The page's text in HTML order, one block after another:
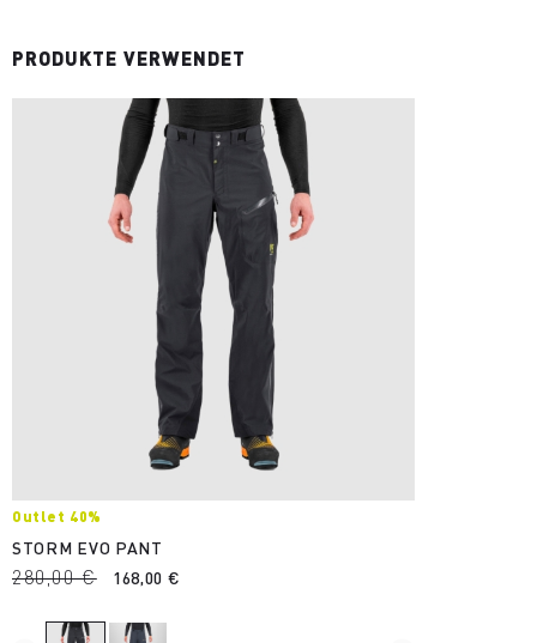
PRODUKTE VERWENDET
Outlet 40%
STORM EVO PANT
280,00 € 168,00 €